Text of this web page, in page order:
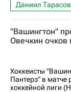
Даниил Тарасов
Национальная
Флорида
"Вашингтон"
Овечкин очков
Хоккеисты
Пантерз" в матче
хоккейной лиги